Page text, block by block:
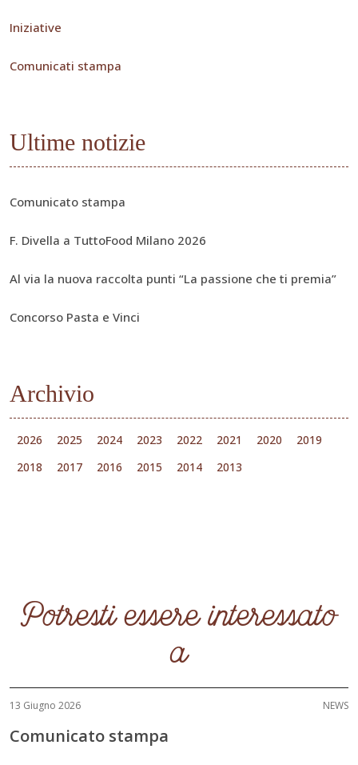
Iniziative
Comunicati stampa
Ultime notizie
Comunicato stampa
F. Divella a TuttoFood Milano 2026
Al via la nuova raccolta punti “La passione che ti premia”
Concorso Pasta e Vinci
Archivio
2026 2025 2024 2023 2022 2021 2020
2019
2018
2017 2016 2015 2014 2013
Potresti essere interessato
a
13 Giugno 2026 NEWS
Comunicato stampa